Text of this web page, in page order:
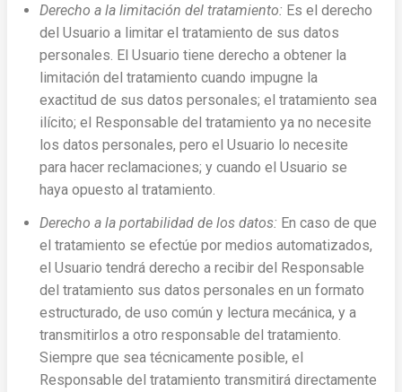
Derecho a la limitación del tratamiento: Es el derecho
del Usuario a limitar el tratamiento de sus datos
personales. El Usuario tiene derecho a obtener la
limitación del tratamiento cuando impugne la
exactitud de sus datos personales; el tratamiento sea
ilícito; el Responsable del tratamiento ya no necesite
los datos personales, pero el Usuario lo necesite
para hacer reclamaciones; y cuando el Usuario se
haya opuesto al tratamiento.
Derecho a la portabilidad de los datos: En caso de que
el tratamiento se efectúe por medios automatizados,
el Usuario tendrá derecho a recibir del Responsable
del tratamiento sus datos personales en un formato
estructurado, de uso común y lectura mecánica, y a
transmitirlos a otro responsable del tratamiento.
Siempre que sea técnicamente posible, el
Responsable del tratamiento transmitirá directamente